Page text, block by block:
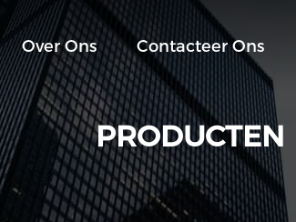
Over Ons Contacteer Ons
PRODUCTEN